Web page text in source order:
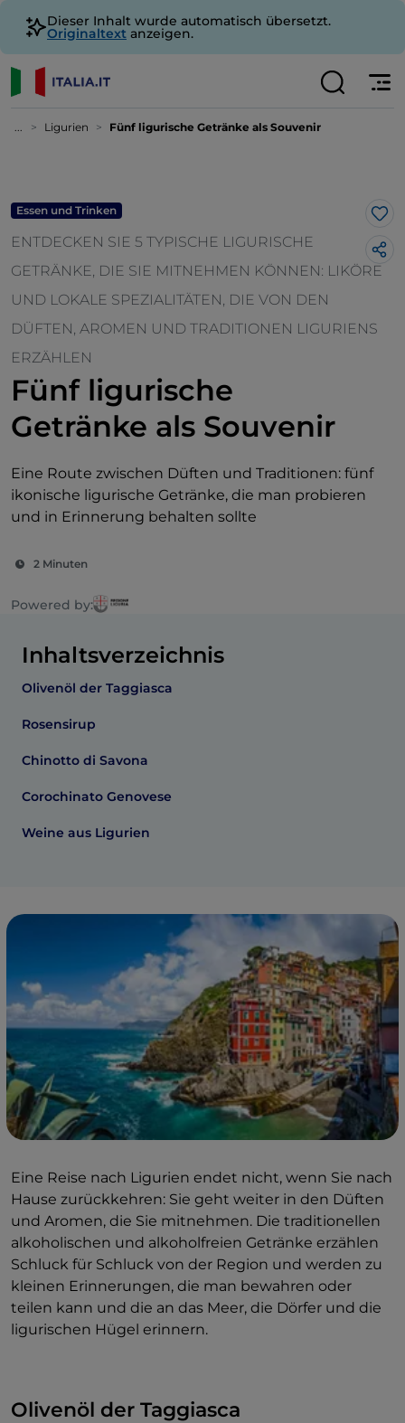
Dieser Inhalt wurde automatisch übersetzt.
Originaltext anzeigen.
... Ligurien Fünf ligurische Getränke als Souvenir
Essen und Trinken
ENTDECKEN SIE 5 TYPISCHE LIGURISCHE
GETRÄNKE, DIE SIE MITNEHMEN KÖNNEN: LIKÖRE
UND LOKALE SPEZIALITÄTEN, DIE VON DEN
DÜFTEN, AROMEN UND TRADITIONEN LIGURIENS
ERZÄHLEN
Fünf ligurische
Getränke als Souvenir
Eine Route zwischen Düften und Traditionen: fünf
ikonische ligurische Getränke, die man probieren
und in Erinnerung behalten sollte
2 Minuten
Powered by:
Inhaltsverzeichnis
Olivenöl der Taggiasca
Rosensirup
Chinotto di Savona
Corochinato Genovese
Weine aus Ligurien
Eine Reise nach Ligurien endet nicht, wenn Sie nach
Hause zurückkehren: Sie geht weiter in den Düften
und Aromen, die Sie mitnehmen. Die traditionellen
alkoholischen und alkoholfreien Getränke erzählen
Schluck für Schluck von der Region und werden zu
kleinen Erinnerungen, die man bewahren oder
teilen kann und die an das Meer, die Dörfer und die
ligurischen Hügel erinnern.
Olivenöl der Taggiasca